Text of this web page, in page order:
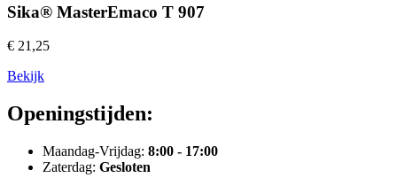
Sika® MasterEmaco T 907
€ 21,25
Bekijk
Openingstijden:
Maandag-Vrijdag: 8:00 - 17:00
Zaterdag: Gesloten